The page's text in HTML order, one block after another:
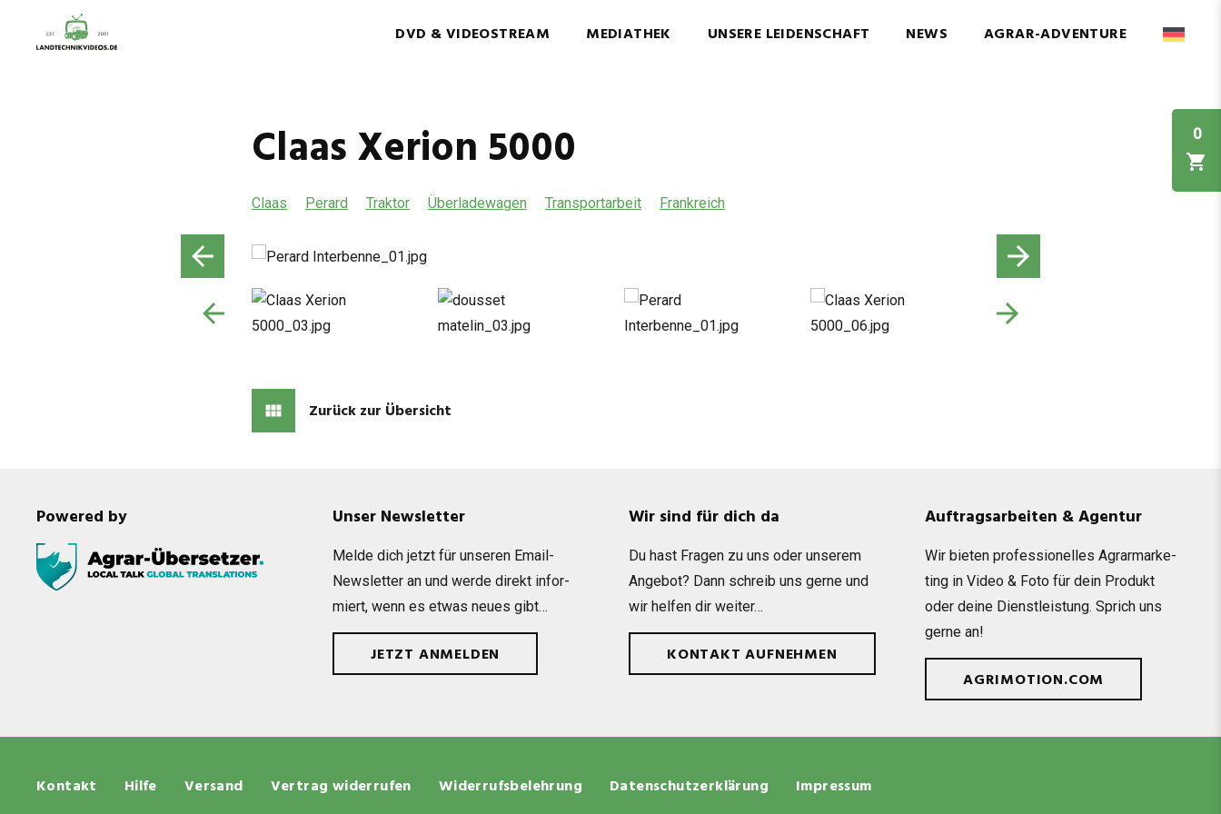
0
DVD & VIDEOSTREAM MEDIATHEK UNSERE LEIDENSCHAFT NEWS AGRAR-ADVENTURE
Claas Xerion 5000
Claas Perard Traktor Überladewagen Transportarbeit Frankreich
Zurück zur Übersicht
Powered by Unser Newsletter
Melde dich jetzt für unse­ren Email-
News­let­ter an und werde direkt infor­
miert, wenn es etwas neues gibt…
JETZT ANMELDEN
Wir sind für dich da
Du hast Fra­gen zu uns oder unse­rem
Ange­bot? Dann schreib uns gerne und
wir hel­fen dir weiter…
KONTAKT AUFNEHMEN
Auftragsarbeiten & Agentur
Wir bie­ten pro­fes­sio­nel­les Agrar­mar­ke­
ting in Video & Foto für dein Pro­dukt
oder deine Dienst­leis­tung. Sprich uns
gerne an!
AGRIMOTION.COM
Kontakt Hilfe Versand Vertrag widerrufen Widerrufsbelehrung Datenschutzerklärung Impressum